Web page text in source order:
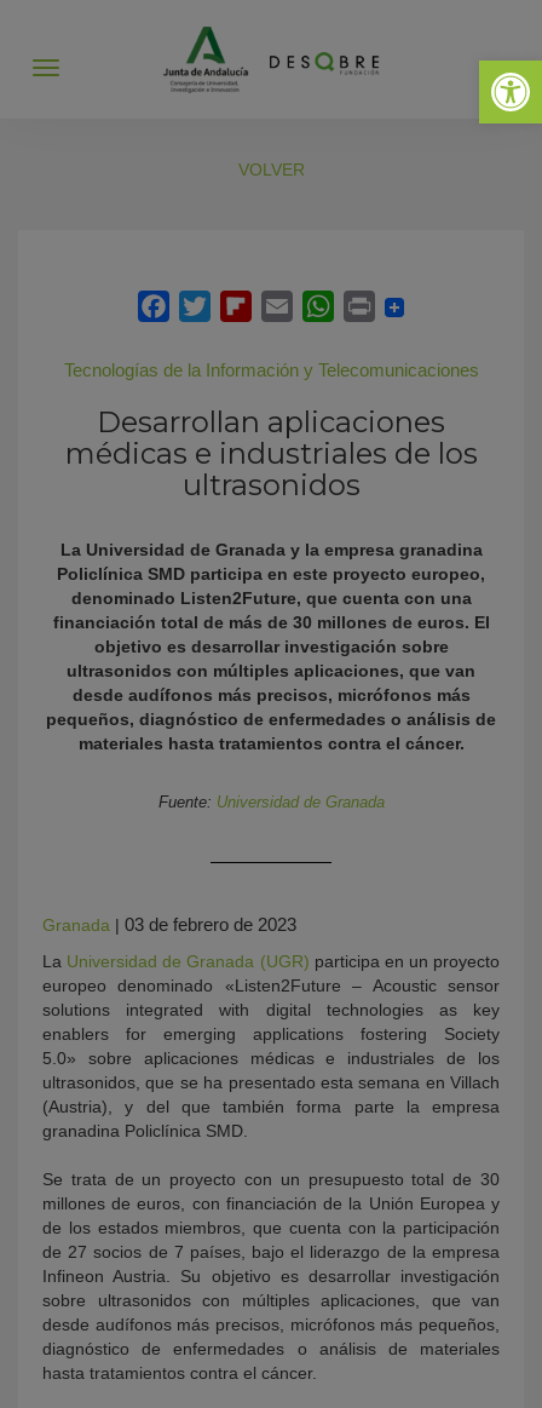
Abrir
Abrir
VOLVER
Tecnologías de la Información y Telecomunicaciones
Desarrollan aplicaciones
médicas e industriales de los
ultrasonidos
La Universidad de Granada y la empresa granadina
Policlínica SMD participa en este proyecto europeo,
denominado Listen2Future, que cuenta con una
financiación total de más de 30 millones de euros. El
objetivo es desarrollar investigación sobre
ultrasonidos con múltiples aplicaciones, que van
desde audífonos más precisos, micrófonos más
pequeños, diagnóstico de enfermedades o análisis de
materiales hasta tratamientos contra el cáncer.
Fuente: Universidad de Granada
Granada | 03 de febrero de 2023
La Universidad de Granada (UGR) participa en un proyecto
europeo denominado «Listen2Future – Acoustic sensor
solutions integrated with digital technologies as key
enablers for emerging applications fostering Society
5.0» sobre aplicaciones médicas e industriales de los
ultrasonidos, que se ha presentado esta semana en Villach
(Austria), y del que también forma parte la empresa
granadina Policlínica SMD.
Se trata de un proyecto con un presupuesto total de 30
millones de euros, con financiación de la Unión Europea y
de los estados miembros, que cuenta con la participación
de 27 socios de 7 países, bajo el liderazgo de la empresa
Infineon Austria. Su objetivo es desarrollar investigación
sobre ultrasonidos con múltiples aplicaciones, que van
desde audífonos más precisos, micrófonos más pequeños,
diagnóstico de enfermedades o análisis de materiales
hasta tratamientos contra el cáncer.